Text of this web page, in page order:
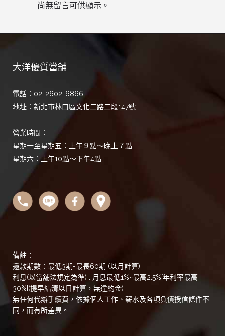
尚無留言可供顯示。
大洋優質當舖
電話：02-2602-6866
地址：新北市林口區文化二路二段147號
營業時間：
星期一至星期五：上午９點～晚上７點
星期六：上午10點～下午4點
備註：
還款期數：最低3期-最長60期 (以月計算)
利息(以當舖法規定為準) : 月息最低1%~最高2.5%[年利率最高
30%](提早結清以日計算，無違約金)
無任何代辦手續費，依據個人工作、薪水及各項負債授信條件不
同，而有所差異。